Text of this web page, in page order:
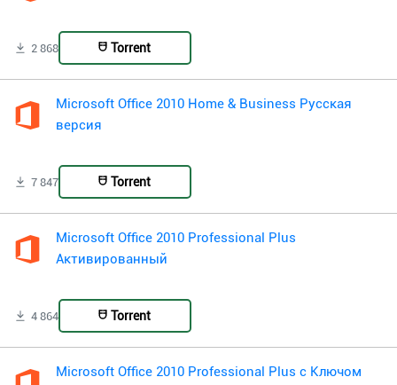
2 868 Torrent
Microsoft Office 2010 Home & Business Русская
версия
7 847 Torrent
Microsoft Office 2010 Professional Plus
Активированный
4 864 Torrent
Microsoft Office 2010 Professional Plus с Ключом